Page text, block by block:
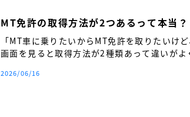
MT免許の取得方法が2つあるって本当？
「MT車に乗りたいからMT免許を取りたいけ
画面を見ると取得方法が2種類あって違いがよ
か。
2026/06/16